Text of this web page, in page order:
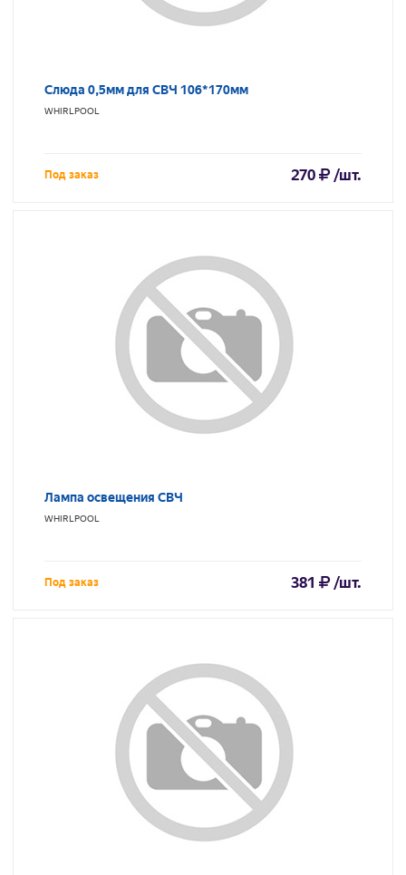
Слюда 0,5мм для СВЧ 106*170мм
WHIRLPOOL
Под заказ 270 /шт.
Лампа освещения СВЧ
WHIRLPOOL
Под заказ 381 /шт.